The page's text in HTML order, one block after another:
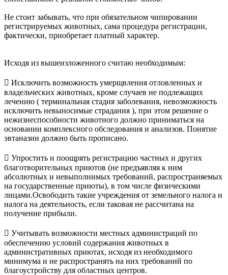
Не стоит забывать, что при обязательном чипировании
регистрируемых животных, сама процедура регистрации,
фактически, приобретает платный характер.
Исходя из вышеизложенного считаю необходимым:
 Исключить возможность умерщвления отловленных и
владельческих животных, кроме случаев не подлежащих
лечению ( терминальная стадия заболевания, невозможность
исключить невыносимые страдания ), при этом решение о
нежизнеспособности животного должно приниматься на
основании комплексного обследования и анализов. Понятие
эвтаназии должно быть прописано.
 Упростить и поощрять регистрацию частных и других
благотворительных приютов (не предъявляя к ним
абсолютных и невыполнимых требований, распространяемых
на государственные приюты), в том числе физическими
лицами.Освободить такие учреждения от земельного налога и
налога на деятельность, если таковая не рассчитана на
получение прибыли.
 Учитывать возможности местных администраций по
обеспечению условий содержания животных в
административных приютах, исходя из необходимого
минимума и не распространять на них требований по
благоустройству для областных центров.